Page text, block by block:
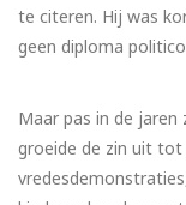
te citeren. Hij was
geen diploma
Maar pas in de
groeide de zin uit tot